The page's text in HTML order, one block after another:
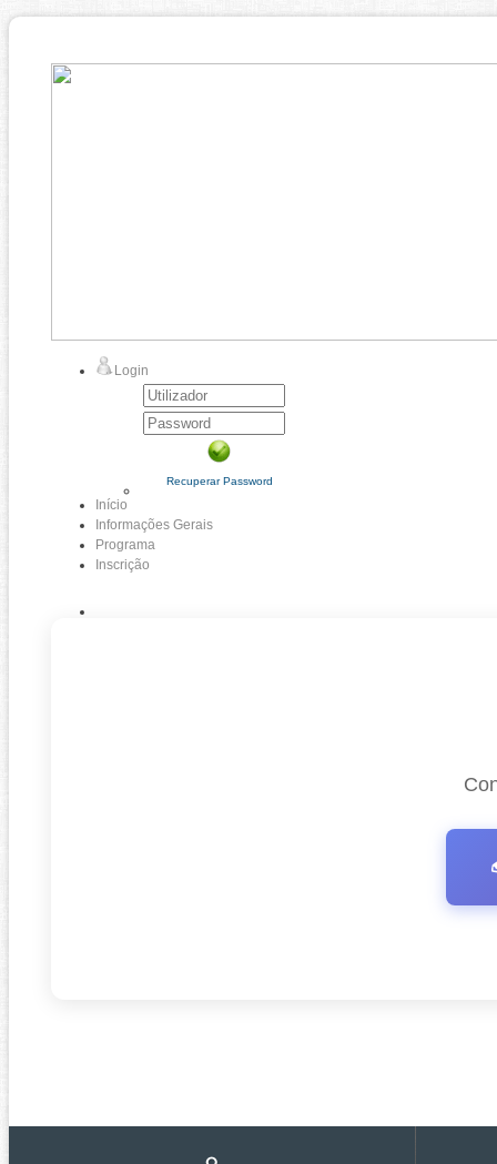
Login
Recuperar Password
Início
Informações Gerais
Programa
Inscrição